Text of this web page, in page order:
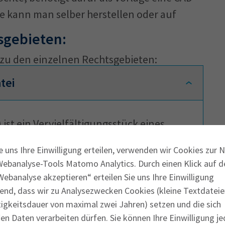
uns Ihre Einwilligung erteilen, verwenden wir Cookies zur
Tools Matomo Analytics. Durch einen Klick auf
akzeptieren“ erteilen Sie uns Ihre Einwilligung
dass wir zu Analysezwecken Cookies (kleine
von maximal zwei Jahren) setzen und die sich
Daten verarbeiten dürfen. Sie können Ihre Einwilligung
kann man selber herstellen oder auf
den einzelnen Rechtsgebieten:
ist ein Vervielfältigungsstück eines
Diese CAD-Datei darf nur herstellen,
ist
hat oder
für private Zwecke anfertigt.